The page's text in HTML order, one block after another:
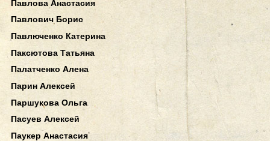
Павлова Анастасия
Павлович Борис
Павлюченко Катерина
Паксютова Татьяна
Палатченко Алена
Парин Алексей
Паршукова Ольга
Пасуев Алексей
Паукер Анастасия